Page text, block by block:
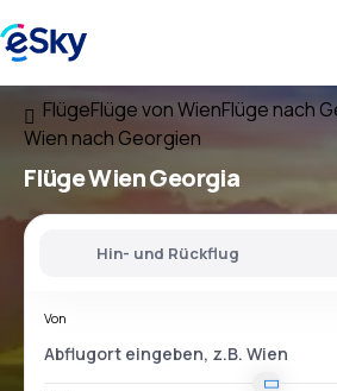
FlügeFlüge von WienFlüge nach
Wien nach Georgien
FlügeWien Georgia
Hin- und Rückflug
Von